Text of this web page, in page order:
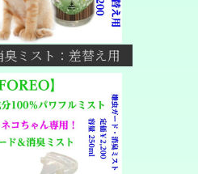
ミスト：差替え用